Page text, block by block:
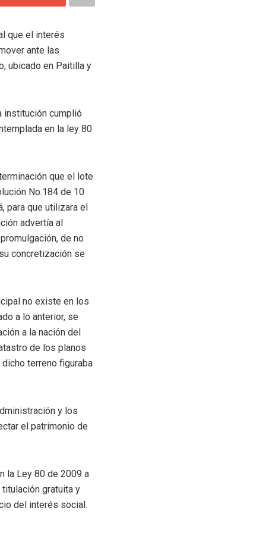
que el interés
ante las
ubicado en Paitilla y
institución cumplió
en la ley 80
que el lote
No.184 de 10
para que utilizara el
advertía al
de no
concretización se
no existe en los
a lo anterior, se
a la nación del
de los planos
terreno figuraba
y los
el patrimonio de
la Ley 80 de 2009 a
gratuita y
del interés social.